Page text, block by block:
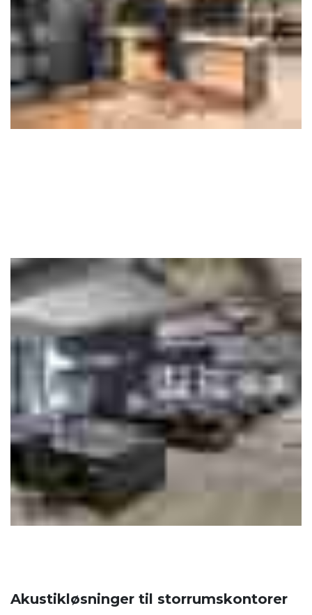
Akustikløsninger til storrumskontorer